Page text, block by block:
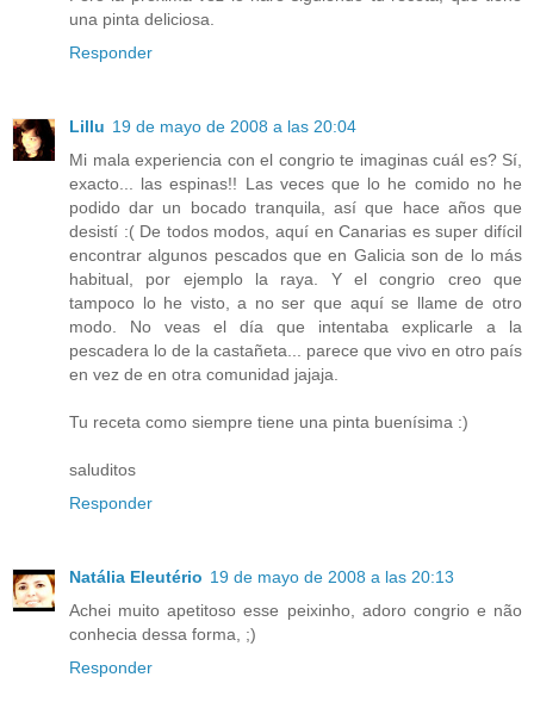
una pinta deliciosa.
Responder
Lillu 19 de mayo de 2008 a las 20:04
Mi mala experiencia con el congrio te imaginas cuál es? Sí,
exacto... las espinas!! Las veces que lo he comido no he
podido dar un bocado tranquila, así que hace años que
desistí :( De todos modos, aquí en Canarias es super difícil
encontrar algunos pescados que en Galicia son de lo más
habitual, por ejemplo la raya. Y el congrio creo que
tampoco lo he visto, a no ser que aquí se llame de otro
modo. No veas el día que intentaba explicarle a la
pescadera lo de la castañeta... parece que vivo en otro país
en vez de en otra comunidad jajaja.
Tu receta como siempre tiene una pinta buenísima :)
saluditos
Responder
Natália Eleutério 19 de mayo de 2008 a las 20:13
Achei muito apetitoso esse peixinho, adoro congrio e não
conhecia dessa forma, ;)
Responder